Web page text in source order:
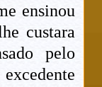
ensinou
custara
pelo